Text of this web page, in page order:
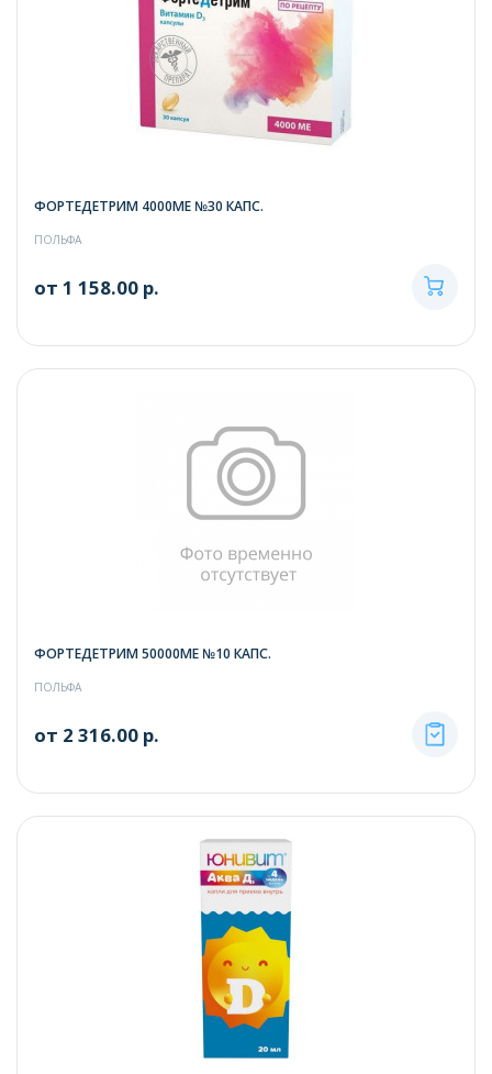
ФОРТЕДЕТРИМ 4000МЕ №30 КАПС.
ПОЛЬФА
от 1 158.00 р.
ФОРТЕДЕТРИМ 50000МЕ №10 КАПС.
ПОЛЬФА
от 2 316.00 р.